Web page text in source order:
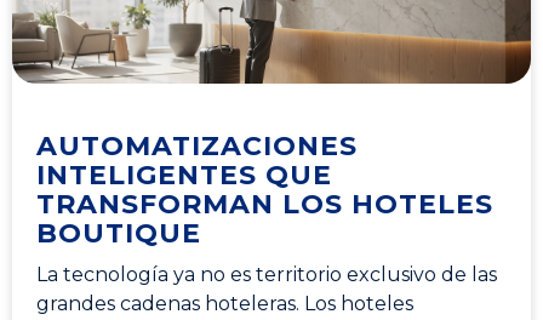
AUTOMATIZACIONES
INTELIGENTES QUE
TRANSFORMAN LOS HOTELES
BOUTIQUE
La tecnología ya no es territorio exclusivo de las
grandes cadenas hoteleras. Los hoteles